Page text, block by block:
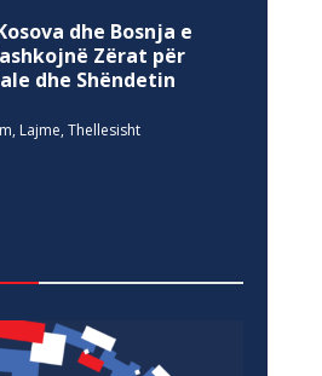
dhe Bosnja e
Zërat për
dhe Shëndetin
, Lajme, Thellesisht